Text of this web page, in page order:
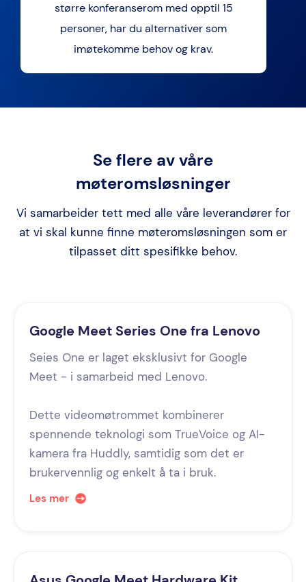
større konferanserom med opptil 15
personer, har du alternativer som
imøtekomme behov og krav.
Se flere av våre
møteromsløsninger
Vi samarbeider tett med alle våre leverandører for
at vi skal kunne finne møteromsløsningen som er
tilpasset ditt spesifikke behov.
Google Meet Series One fra Lenovo
Seies One er laget eksklusivt for Google
Meet - i samarbeid med Lenovo.
Dette videomøtrommet kombinerer
spennende teknologi som TrueVoice og AI-
kamera fra Huddly, samtidig som det er
brukervennlig og enkelt å ta i bruk.
Les mer